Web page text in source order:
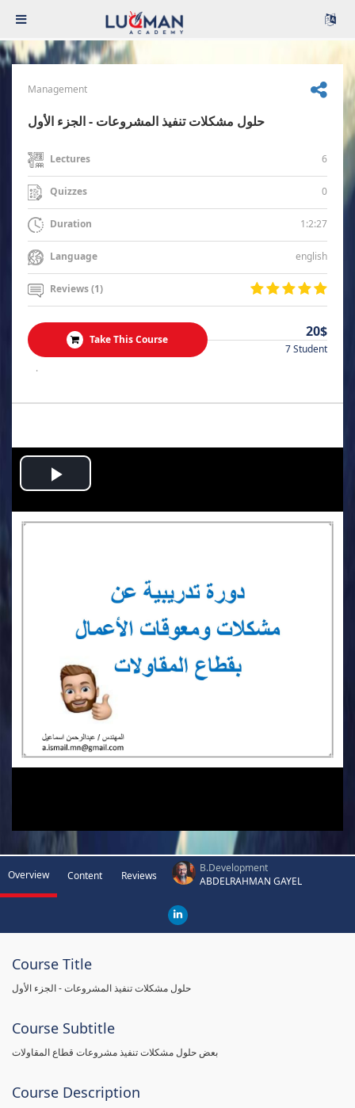
Management
حلول مشكلات تنفيذ المشروعات - الجزء الأول
Lectures 6
Quizzes 0
Duration 1:2:27
Language english
Reviews (1)
Take This Course 20$
7 Student
.
Play
Video
Overview Content Reviews
B.Development
ABDELRAHMAN GAYEL
Course Title
حلول مشكلات تنفيذ المشروعات - الجزء الأول
Course Subtitle
بعض حلول مشكلات تنفيذ مشروعات قطاع المقاولات
Course Description